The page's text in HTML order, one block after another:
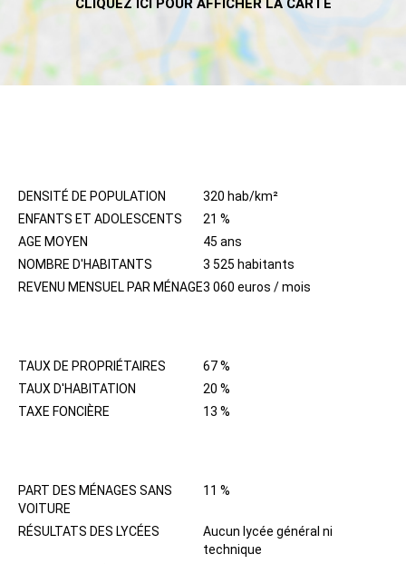
DENSITÉ DE POPULATION
320 hab/km²
ENFANTS ET ADOLESCENTS
21 %
AGE MOYEN
45 ans
NOMBRE D'HABITANTS
3 525 habitants
REVENU MENSUEL PAR MÉNAGE3 060 euros / mois
TAUX DE PROPRIÉTAIRES
67 %
TAUX D'HABITATION
20 %
TAXE FONCIÈRE
13 %
PART DES MÉNAGES SANS
VOITURE
11 %
RÉSULTATS DES LYCÉES
Aucun lycée général ni
technique